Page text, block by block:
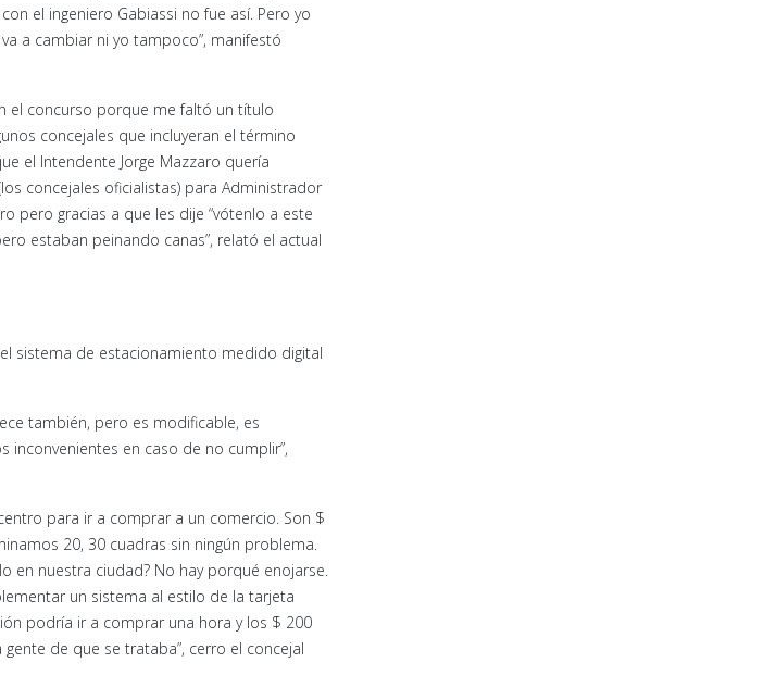
el ingeniero Gabiassi no fue así. Pero yo
a cambiar ni yo tampoco”, manifestó
el concurso porque me faltó un título
concejales que incluyeran el término
el Intendente Jorge Mazzaro quería
concejales oficialistas) para Administrador
pero gracias a que les dije “vótenlo a este
estaban peinando canas”, relató el actual
sistema de estacionamiento medido digital
también, pero es modificable, es
en caso de no cumplir”,
para ir a comprar a un comercio. Son $
20, 30 cuadras sin ningún problema.
en nuestra ciudad? No hay porqué enojarse.
un sistema al estilo de la tarjeta
podría ir a comprar una hora y los $ 200
de que se trataba”, cerro el concejal